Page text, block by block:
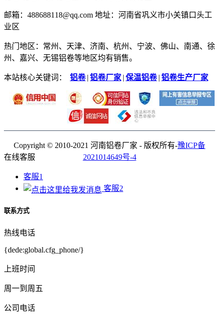
邮箱：488688118@qq.com 地址：河南省巩义市小关镇口头工
业区
热门地区：常州、天津、济南、杭州、宁波、佛山、南通、徐
州、嘉兴、无锡铝卷等地区均有销售。
本站核心关键词： 铝卷 | 铝卷厂家 | 保温铝卷 | 铝卷生产厂家
Copyright © 2010-2021 河南铝卷厂家 - 版权所有-豫ICP备
2021014649号-4
在线客服
客服1
客服2
联系方式
热线电话
{dede:global.cfg_phone/}
上班时间
周一到周五
公司电话